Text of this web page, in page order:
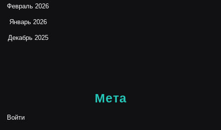
Февраль 2026
Январь 2026
Декабрь 2025
Мета
Войти